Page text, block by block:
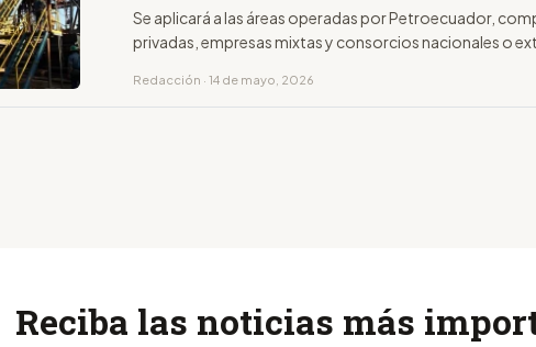
Se aplicará a las áreas operadas por Petroecuador,
privadas, empresas mixtas y consorcios nacionales o
Redacción · 14 de mayo, 2026
Reciba las noticias más